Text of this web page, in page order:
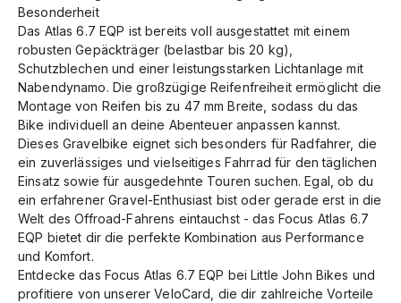
Besonderheit
Das Atlas 6.7 EQP ist bereits voll ausgestattet mit einem
robusten Gepäckträger (belastbar bis 20 kg),
Schutzblechen und einer leistungsstarken Lichtanlage mit
Nabendynamo. Die großzügige Reifenfreiheit ermöglicht die
Montage von Reifen bis zu 47 mm Breite, sodass du das
Bike individuell an deine Abenteuer anpassen kannst.
Dieses Gravelbike eignet sich besonders für Radfahrer, die
ein zuverlässiges und vielseitiges Fahrrad für den täglichen
Einsatz sowie für ausgedehnte Touren suchen. Egal, ob du
ein erfahrener Gravel-Enthusiast bist oder gerade erst in die
Welt des Offroad-Fahrens eintauchst - das Focus Atlas 6.7
EQP bietet dir die perfekte Kombination aus Performance
und Komfort.
Entdecke das Focus Atlas 6.7 EQP bei Little John Bikes und
profitiere von unserer VeloCard, die dir zahlreiche Vorteile